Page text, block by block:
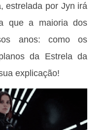
estrelada por Jyn irá
que a maioria dos
anos: como os
da Estrela da
explicação!